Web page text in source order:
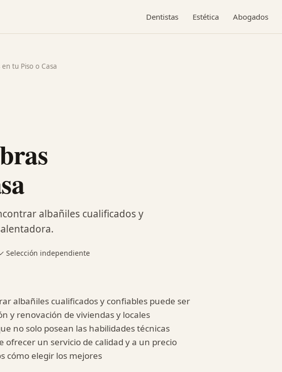
Dentistas Estética Abogados
tu Piso o Casa
albañiles cualificados y
Selección independiente
albañiles cualificados y confiables puede ser
y renovación de viviendas y locales
no solo posean las habilidades técnicas
ofrecer un servicio de calidad y a un precio
cómo elegir los mejores